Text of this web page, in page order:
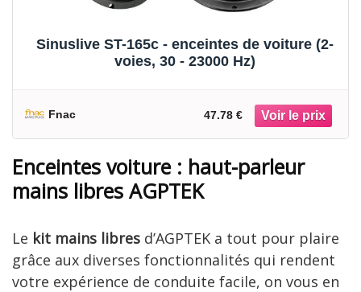
Sinuslive ST-165c - enceintes de voiture (2-
voies, 30 - 23000 Hz)
Fnac 47.78 €
Enceintes voiture : haut-parleur
mains libres AGPTEK
Le kit mains libres d’AGPTEK a tout pour plaire
grâce aux diverses fonctionnalités qui rendent
votre expérience de conduite facile, on vous en